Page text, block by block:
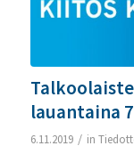
lauantaina
6.11.2019 / in